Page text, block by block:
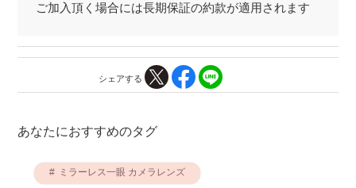
ご加入頂く場合には長期保証の約款が適用されます
シェアする
あなたにおすすめのタグ
ミラーレス一眼 カメラレンズ